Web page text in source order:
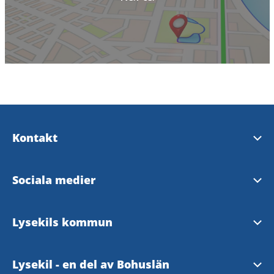
Kontakt
Upplev Lysekil
Sociala medier
Upplev Lysekil på Facebook
Lysekils kommun
Hemsida
Lysekil - en del av Bohuslän